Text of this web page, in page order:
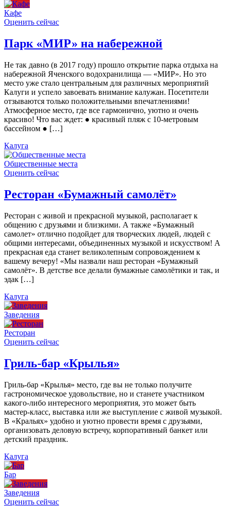
Кафе
Оценить сейчас
Парк «МИР» на набережной
Не так давно (в 2017 году) прошло открытие парка отдыха на
набережной Яченского водохранилища — «МИР». Но это
место уже стало центральным для различных мероприятий
Калуги и успело завоевать внимание калужан. Посетители
отзываются только положительными впечатлениями!
Атмосферное место, где все гармонично, уютно и очень
красиво! Что вас ждет: ● красивый пляж с 10-метровым
бассейном ● […]
Калуга
Общественные места
Оценить сейчас
Ресторан «Бумажный самолёт»
Ресторан с живой и прекрасной музыкой, располагает к
общению с друзьями и близкими. А также «Бумажный
самолет» отлично подойдет для творческих людей, людей с
общими интересами, объединенных музыкой и искусством! А
прекрасная еда станет великолепным сопровождением к
вашему вечеру! «Мы назвали наш ресторан «Бумажный
самолёт». В детстве все делали бумажные самолётики и так, и
эдак […]
Калуга
Заведения
Ресторан
Оценить сейчас
Гриль-бар «Крылья»
Гриль-бар «Крылья» место, где вы не только получите
гастрономическое удовольствие, но и станете участником
какого-либо интересного мероприятия, это может быть
мастер-класс, выставка или же выступление с живой музыкой.
В «Кральях» удобно и уютно провести время с друзьями,
организовать деловую встречу, корпоративный банкет или
детский праздник.
Калуга
Бар
Заведения
Оценить сейчас